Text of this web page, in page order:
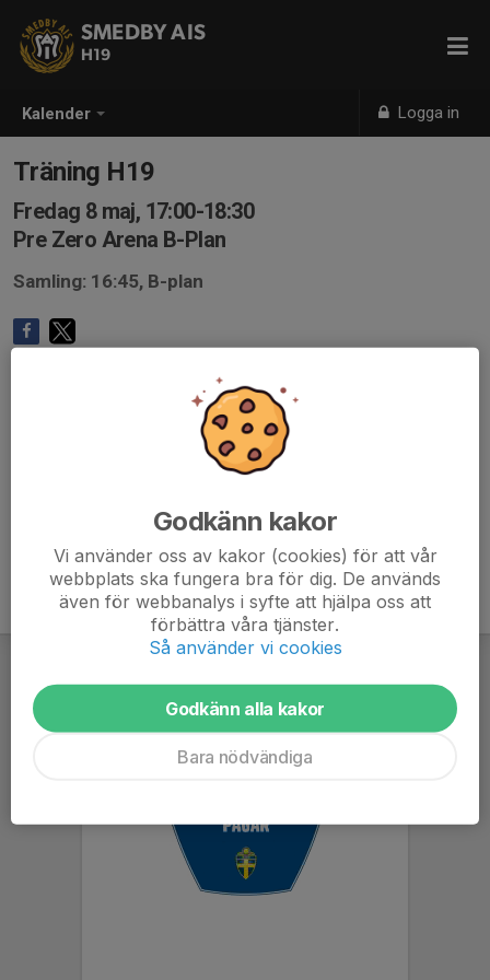
Kalender Logga in
SMEDBY AIS
H19
Träning H19
Fredag 8 maj, 17:00-18:30
Pre Zero Arena B-Plan
Samling: 16:45, B-plan
Godkänn kakor
Vi använder oss av kakor (cookies) för att vår
webbplats ska fungera bra för dig. De används
även för webbanalys i syfte att hjälpa oss att
förbättra våra tjänster.
Så använder vi cookies
Godkänn alla kakor
Bara nödvändiga